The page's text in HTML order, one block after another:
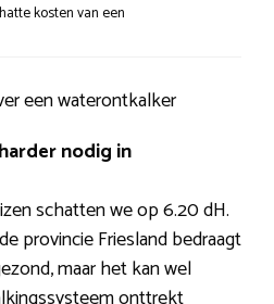
kosten van een
een waterontkalker
nodig in
schatten we op 6.20 dH.
provincie Friesland bedraagt
maar het kan wel